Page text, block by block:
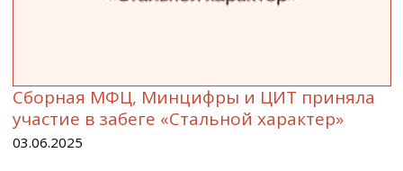
Сборная МФЦ, Минцифры и ЦИТ приняла
участие в забеге «Стальной характер»
03.06.2025